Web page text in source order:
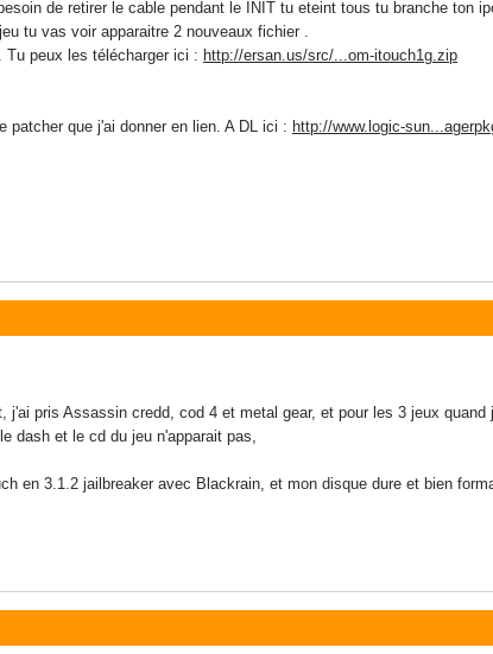
de retirer le cable pendant le INIT tu eteint tous tu branche ton
tu vas voir apparaitre 2 nouveaux fichier .
peux les télécharger ici : http://ersan.us/src/...om-itouch1g.zip
que j'ai donner en lien. A DL ici : http://www.logic-
pris Assassin credd, cod 4 et metal gear, et pour les 3 jeux
dash et le cd du jeu n'apparait pas,
en 3.1.2 jailbreaker avec Blackrain, et mon disque dure et bien